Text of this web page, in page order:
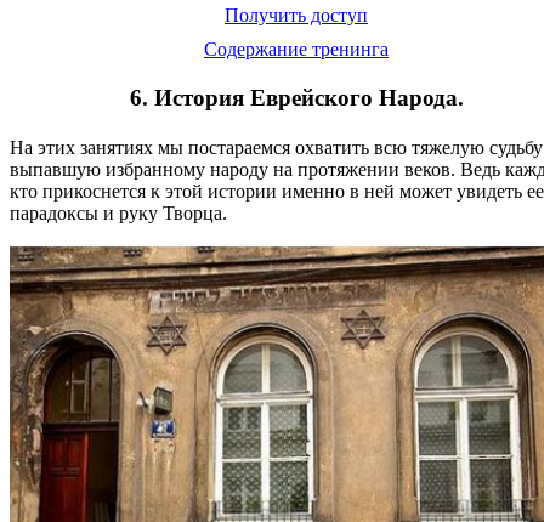
Получить доступ
Содержание тренинга
6. История Еврейского Народа.
На этих занятиях мы постараемся охватить всю тяжелую судьбу
выпавшую избранному народу на протяжении веков. Ведь
кто прикоснется к этой истории именно в ней может увидеть ее
парадоксы и руку Творца.